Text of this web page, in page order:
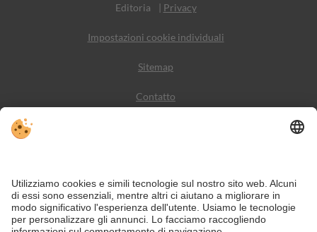
Editoria
| Privacy
Impostazioni cookie individuali
Sitemap
Contatto
VIVODolomiti è il portale di viaggio per una vacanza in